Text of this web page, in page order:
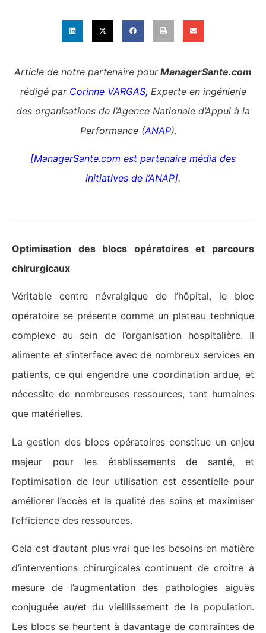
Article de notre partenaire pourManagerSante.com
rédigé parCorinne VARGAS, Experte en ingénierie
des organisations de l’Agence Nationale d’Appui à la
Performance (ANAP).
[ManagerSante.com est partenaire média des
initiatives de l’ANAP].
Optimisation des blocs opératoires et parcours
chirurgicaux
Véritable centre névralgique de l’hôpital, le bloc
opératoire se présente comme un plateau technique
complexe au sein de l’organisation hospitalière. Il
alimente et s’interface avec de nombreux services en
patients, ce qui engendre une coordination ardue, et
nécessite de nombreuses ressources, tant humaines
que matérielles.
La gestion des blocs opératoires constitue un enjeu
majeur pour les établissements de santé, et
l’optimisation de leur utilisation est essentielle pour
améliorer l’accès et la qualité des soins et maximiser
l’efficience des ressources.
Cela est d’autant plus vrai que les besoins en matière
d’interventions chirurgicales continuent de croître à
mesure de l’augmentation des pathologies aiguës
conjuguée au/et du vieillissement de la population.
Les blocs se heurtent à davantage de contraintes de